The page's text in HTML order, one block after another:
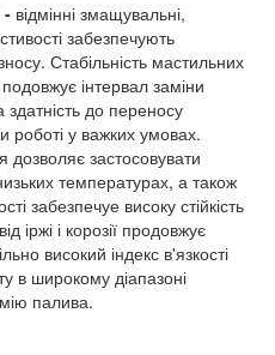
- відмінні змащувальні,
забезпечують
Стабільність мастильних
інтервал заміни
до переносу
роботі у важких умовах.
дозволяє застосовувати
температурах, а також
забезпечуе високу стійкість
іржі і корозії продовжує
високий індекс в'язкості
в широкому діапазоні
палива.